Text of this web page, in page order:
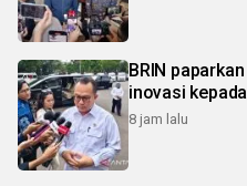
BRIN
inovasi
8 jam lalu